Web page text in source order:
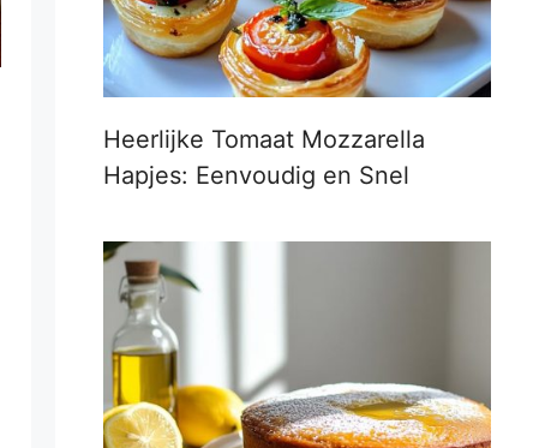
Heerlijke Tomaat Mozzarella
Hapjes: Eenvoudig en Snel